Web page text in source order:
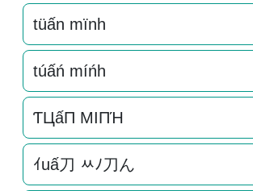
tüấn mïnh
túấń míńh
ƬЦấП MIПΉ
ｲuấ刀 ﾶﾉ刀ん